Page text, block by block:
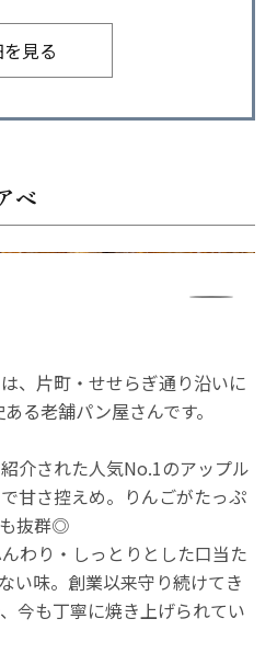
見る
ベ
、片町・せせらぎ通り沿いに
る老舗パン屋さんです。
介された人気No.1のアップル
甘さ控えめ。りんごがたっぷ
も抜群◎
わり・しっとりとした口当た
い味。創業以来守り続けてき
今も丁寧に焼き上げられてい